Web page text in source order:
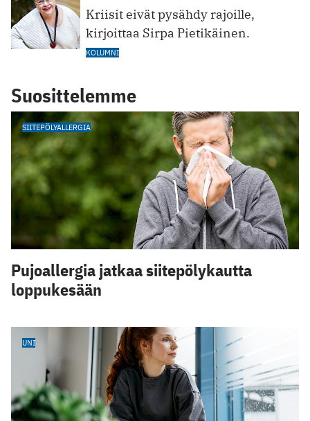
Kriisit eivät pysähdy rajoille,
kirjoittaa Sirpa Pietikäinen.
KOLUMNI
Suosittelemme
SIITEPÖLYALLERGIA
Pujoallergia jatkaa siitepölykautta
loppukesään
UNI